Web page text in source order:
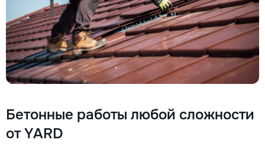
Бетонные работы любой сложности
от YARD